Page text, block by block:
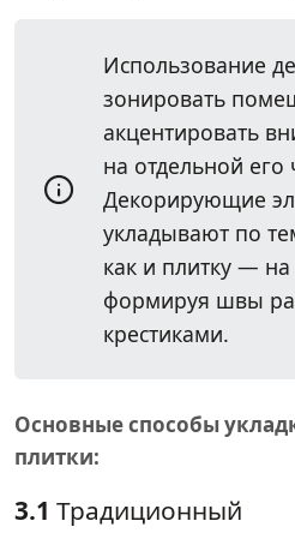
Использование
зонировать
акцентировать
на отдельной его
Декорирующие
укладывают по
как и плитку — на
формируя швы
крестиками.
Основные способы
плитки:
3.1 Традиционный